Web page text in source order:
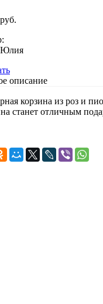
Юлия
описание
корзина из роз и
станет отличным